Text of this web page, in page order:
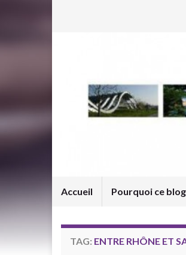
Accueil Pourquoi ce blog
TAG: ENTRE RHÔNE ET